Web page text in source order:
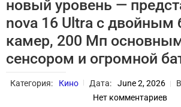
новый уровень —
nova 16 Ultra с двойным
камер, 200 Мп
сенсором и огромной
Категория: Кино Дата: June 2, 2026
Нет комментариев